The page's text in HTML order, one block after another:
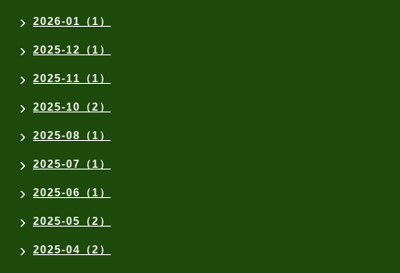
2026-01（1）
2025-12（1）
2025-11（1）
2025-10（2）
2025-08（1）
2025-07（1）
2025-06（1）
2025-05（2）
2025-04（2）